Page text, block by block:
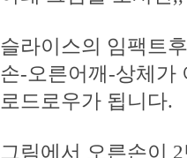
슬라이스의 임팩트
손-오른어깨-상체가
로드로우가 됩니다.
그림에서 오른손이